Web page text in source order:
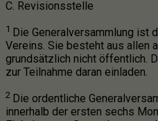
C. Revisionsstelle
1 Die Generalversammlung ist
Vereins. Sie besteht aus allen
grundsätzlich nicht öffentlich.
zur Teilnahme daran einladen.
2 Die ordentliche
innerhalb der ersten sechs